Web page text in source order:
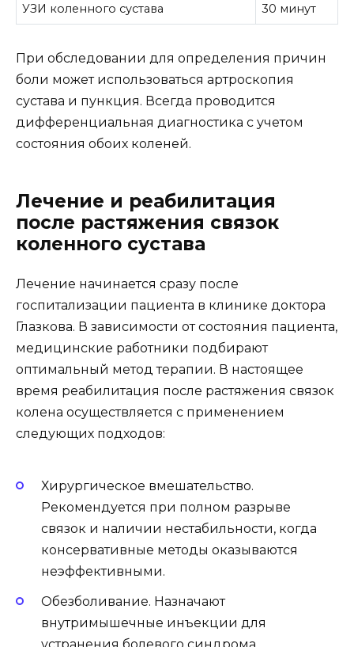
УЗИ коленного сустава 30 минут
При обследовании для определения причин
боли может использоваться артроскопия
сустава и пункция. Всегда проводится
дифференциальная диагностика с учетом
состояния обоих коленей.
Лечение и реабилитация
после растяжения связок
коленного сустава
Лечение начинается сразу после
госпитализации пациента в клинике доктора
Глазкова. В зависимости от состояния пациента,
медицинские работники подбирают
оптимальный метод терапии. В настоящее
время реабилитация после растяжения связок
колена осуществляется с применением
следующих подходов:
Хирургическое вмешательство.
Рекомендуется при полном разрыве
связок и наличии нестабильности, когда
консервативные методы оказываются
неэффективными.
Обезболивание. Назначают
внутримышечные инъекции для